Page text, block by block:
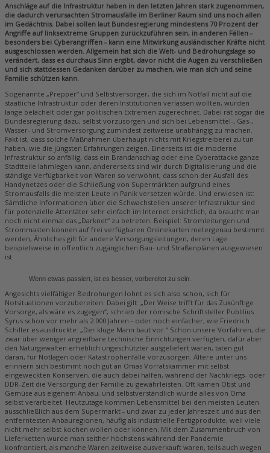
Anschläge auf die Infrastruktur haben in den letzten Jahren stark zugenommen,
die dadurch verursachten Stromausfälle im Berliner Raum sind uns noch allen
im Gedächtnis. Dabei sollen laut Bundesregierung mindestens 70 Prozent der
Angriffe auf linksextreme Gruppen zurückzuführen sein, in anderen Fällen –
besonders bei Cyberangriffen – kann eine Mitwirkung ausländischer Kräfte nicht
ausgeschlossen werden. Allgemein hat sich die Welt- und Bedrohungslage so
verändert, dass es durchaus Sinn ergibt, davor nicht die Augen zu verschließen
und sich stattdessen Gedanken darüber zu machen, wie man sich und seine
Familie schützen kann.
Sogenannte „Prepper“ und Selbstversorger, die sich im Notfall nicht auf die
staatliche Infrastruktur oder deren Institutionen verlassen wollten, wurden
lange belächelt oder gar politischen Extremen zugerechnet. Dabei rät sogar die
Bundesregierung dazu, selbst vorzusorgen und sich bei Lebensmittel-, Gas-,
Wasser- und Stromversorgung zumindest zeitweise unabhängig zu machen.
Fakt ist, dass solche Maßnahmen überhaupt nichts mit Kriegstreiberei zu tun
haben, wie die jüngsten Erfahrungen zeigen. Einerseits ist die moderne
Infrastruktur so anfällig, dass ein Brandanschlag oder eine Cyberattacke ganze
Stadtteile lahmlegen kann, andererseits sind wir durch Digitalisierung und die
ständige Verfügbarkeit von Waren so verwöhnt, dass schon der Ausfall des
Handynetzes oder die Schließung von Supermärkten aufgrund eines
Stromausfalls die meisten Leute in Panik versetzen würde. Und erwiesen ist:
Sämtliche Informationen über die Schwachstellen unserer Infrastruktur sind
für potenzielle Attentäter sehr einfach im Internet ersichtlich, da braucht man
noch nicht einmal das „Darknet“ zu betreten. Beispiel: Stromleitungen und
Strommasten können auf frei verfügbaren Onlinekarten metergenau bestimmt
werden, Ähnliches gilt für andere Versorgungsleitungen, deren Lage
beispielsweise in öffentlich zugänglichen Bau- und Straßenplänen ausgewiesen
ist.
Wenn etwas passiert, ist es besser, vorbereitet zu sein.
Angesichts vielfältiger Bedrohungen lohnt es sich also schon, sich für
Notsituationen vorzubereiten. Dabei gilt: „Der Weise trifft für das Zukünftige
Vorsorge, als wäre es zugegen“, schrieb der römische Schriftsteller Publilius
Syrus schon vor mehr als 2.000 Jahren – oder noch einfacher, wie Friedrich
Schiller es ausdrückte: „Der kluge Mann baut vor.“ Schon unsere Vorfahren, die
zwar über weniger angreifbare technische Einrichtungen verfügten, dafür aber
den Naturgewalten erheblich ungeschützter ausgeliefert waren, taten gut
daran, für Notlagen oder Katastrophenfälle vorzusorgen. Ältere unter uns
erinnern sich bestimmt noch gut an Omas Vorratskammer mit selbst
eingeweckten Konserven, die auch dabei halfen, während der Nachkriegs- oder
DDR-Zeit die Versorgung der Familie zu gewährleisten. Oft kamen Obst und
Gemüse aus eigenem Anbau, und selbstverständlich wurde alles von Oma
selbst verarbeitet. Heutzutage kommen Lebensmittel bei den meisten Leuten
ausschließlich aus dem Supermarkt – und zwar zu jeder Jahreszeit und aus den
entferntesten Anbauregionen, häufig als industrielle Fertigprodukte, weil viele
nicht mehr selbst kochen wollen oder können. Mit dem Zusammenbruch von
Lieferketten wurde man seither höchstens während der Pandemie
konfrontiert, als manche Waren zeitweise ausverkauft waren, teils auch wegen